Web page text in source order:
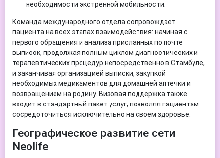
необходимости экстренной мобильности.
Команда международного отдела сопровождает
пациента на всех этапах взаимодействия: начиная с
первого обращения и анализа присланных по почте
выписок, продолжая полным циклом диагностических и
терапевтических процедур непосредственно в Стамбуле,
и заканчивая организацией выписки, закупкой
необходимых медикаментов для домашней аптечки и
возвращением на родину. Визовая поддержка также
входит в стандартный пакет услуг, позволяя пациентам
сосредоточиться исключительно на своем здоровье.
Географическое развитие сети
Neolife